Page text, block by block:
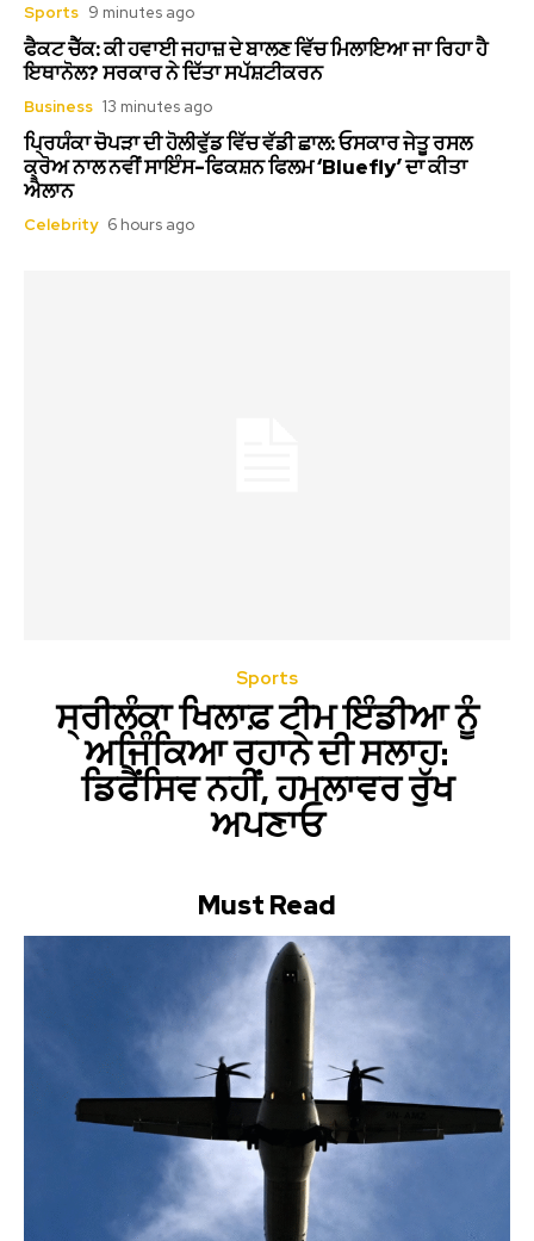
Sports 9 minutes ago
ਫੈਕਟ ਚੈੱਕ: ਕੀ ਹਵਾਈ ਜਹਾਜ਼ ਦੇ ਬਾਲਣ ਵਿੱਚ ਮਿਲਾਇਆ ਜਾ ਰਿਹਾ ਹੈ
ਇਥਾਨੋਲ? ਸਰਕਾਰ ਨੇ ਦਿੱਤਾ ਸਪੱਸ਼ਟੀਕਰਨ
Business 13 minutes ago
ਪ੍ਰਿਯੰਕਾ ਚੋਪੜਾ ਦੀ ਹੋਲੀਵੁੱਡ ਵਿੱਚ ਵੱਡੀ ਛਾਲ: ਓਸਕਾਰ ਜੇਤੂ ਰਸਲ
ਕ੍ਰੋਅ ਨਾਲ ਨਵੀਂ ਸਾਇੰਸ-ਫਿਕਸ਼ਨ ਫਿਲਮ ‘Bluefly’ ਦਾ ਕੀਤਾ
ਐਲਾਨ
Celebrity 6 hours ago
Sports
ਸ੍ਰੀਲੰਕਾ ਖਿਲਾਫ਼ ਟੀਮ ਇੰਡੀਆ ਨੂੰ
ਅਜਿੰਕਿਆ ਰਹਾਨੇ ਦੀ ਸਲਾਹ:
ਡਿਫੈਂਸਿਵ ਨਹੀਂ, ਹਮਲਾਵਰ ਰੁੱਖ
ਅਪਣਾਓ
Must Read